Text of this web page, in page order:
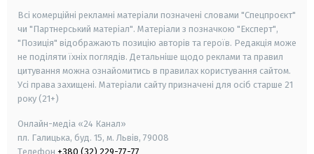
Всі комерційні рекламні матеріали позначені словами "Спецпроєкт"
чи "Партнерський матеріал". Матеріали з позначкою "Експерт",
"Позиція" відображають позицію авторів та героїв. Редакція може
не поділяти їхніх поглядів. Детальніше щодо реклами та правил
цитування можна ознайомитись в правилах користування сайтом.
Усі права захищені. Матеріали сайту призначені для осіб старше 21
року (21+)
Онлайн-медіа «24 Канал»
пл. Галицька, буд. 15, м. Львів, 79008
Телефон +380 (32) 229-77-77